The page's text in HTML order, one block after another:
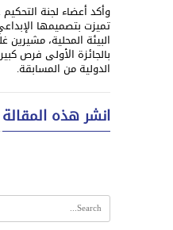
وأكد أعضاء لجنة
تميزت بتصميمها
البيئة المحلية،
بالجائزة الأولى فرص
الدولية من المسابقة.
انشر هذه المقالة